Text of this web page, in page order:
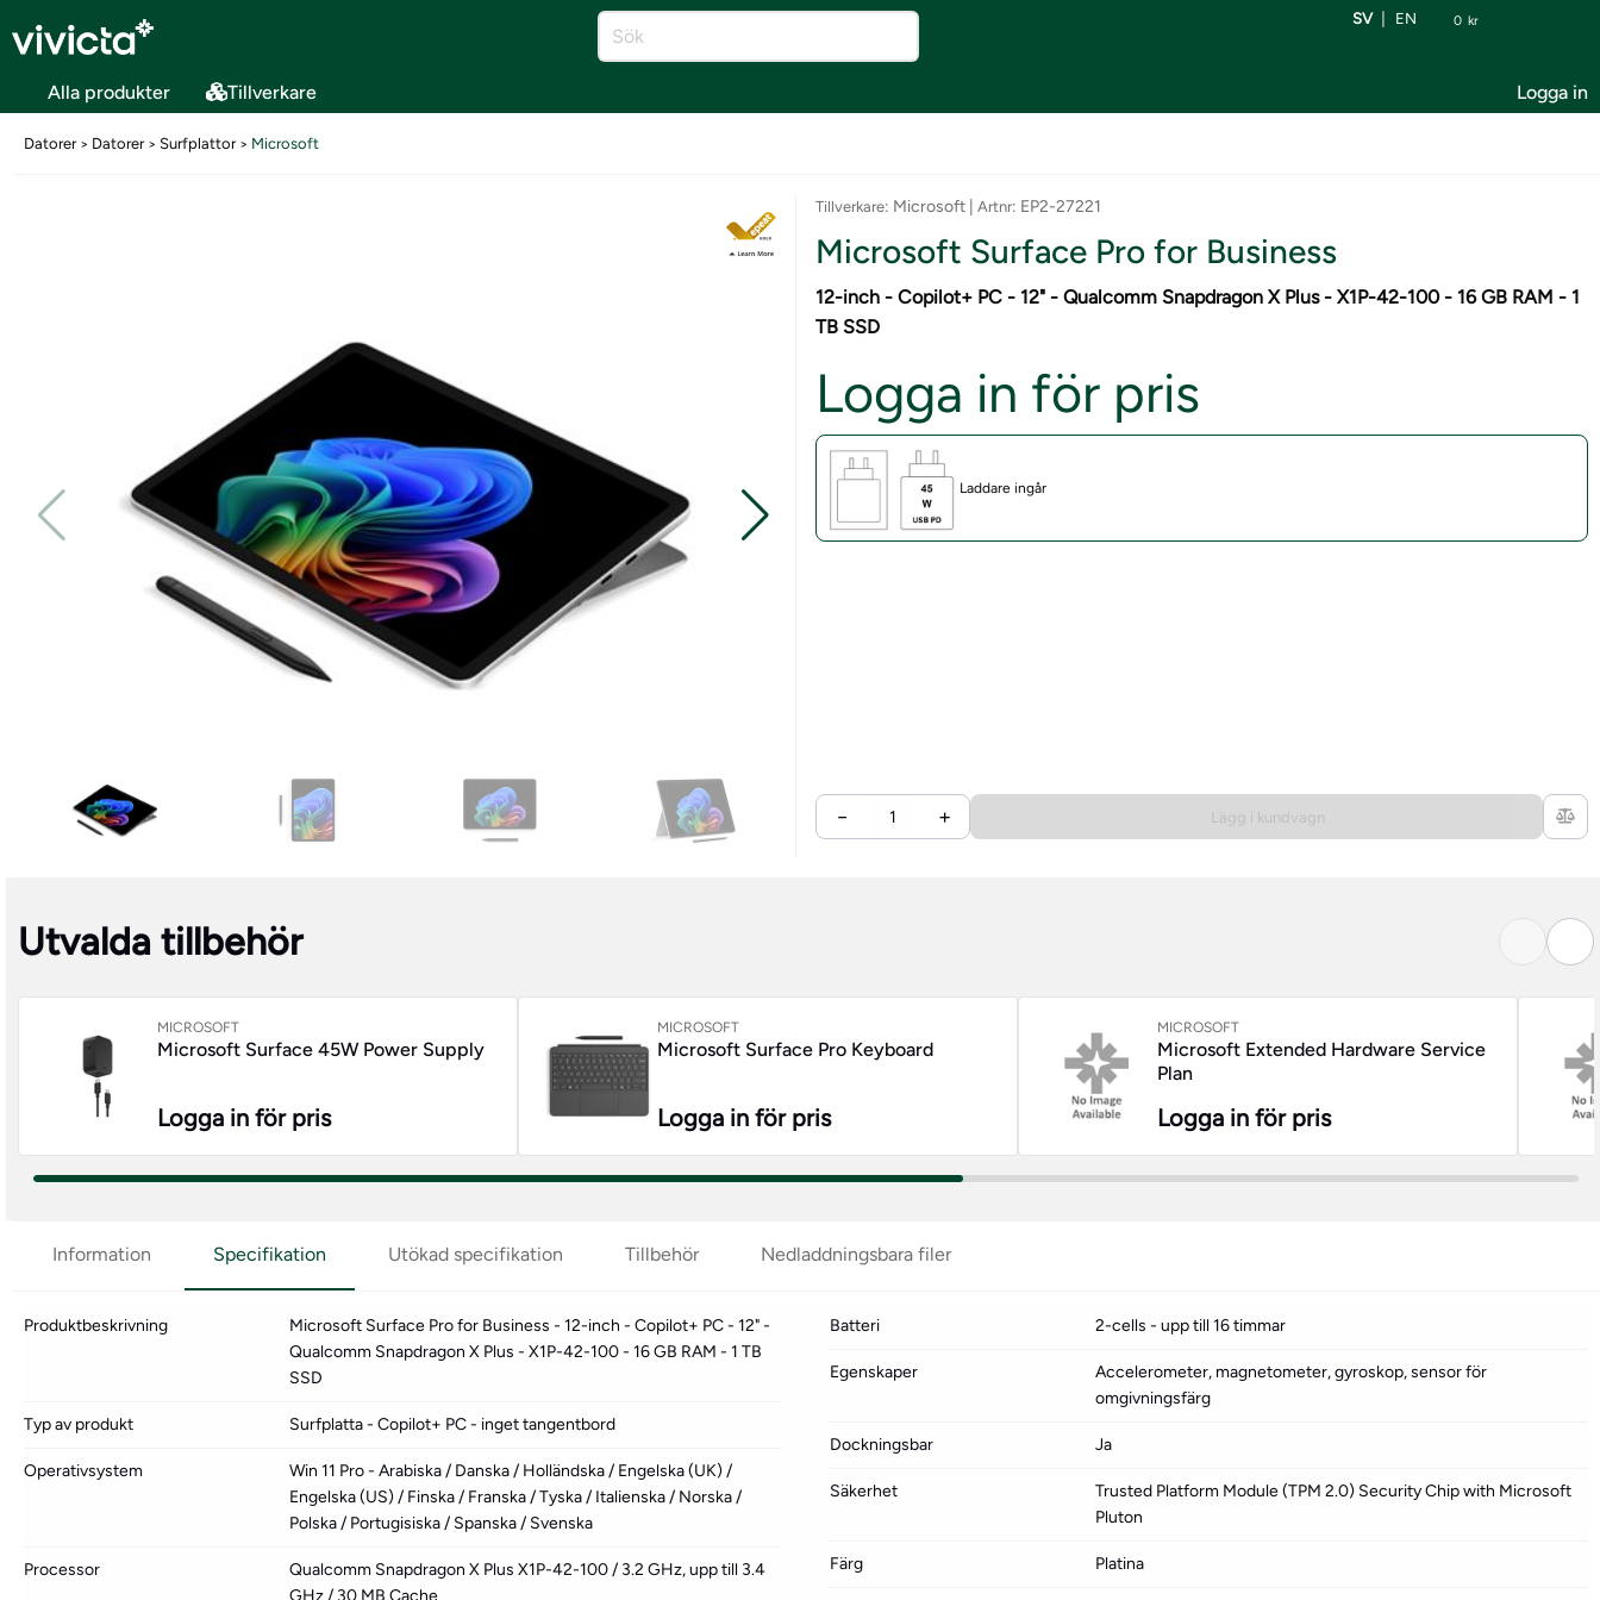
SV EN 0 kr
Alla produkter Tillverkare Logga in
Datorer> Datorer> Surfplattor> Microsoft
Tillverkare: Microsoft | Artnr: EP2-27221
Microsoft Surface Pro for Business
12-inch - Copilot+ PC - 12" - Qualcomm Snapdragon X Plus - X1P-42-100 - 16 GB RAM - 1
TB SSD
Logga in för pris
Laddare ingår
− + Lägg i kundvagn
Utvalda tillbehör
MICROSOFT
Microsoft Surface 45W Power Supply
Logga in för pris
MICROSOFT
Microsoft Surface Pro Keyboard
Logga in för pris
MICROSOFT
Microsoft Extended Hardware Service
Plan
Logga in för pris
Information Specifikation Utökad specifikation Tillbehör Nedladdningsbara filer
Produktbeskrivning
Microsoft Surface Pro for Business - 12-inch - Copilot+ PC - 12" -
Qualcomm Snapdragon X Plus - X1P-42-100 - 16 GB RAM - 1 TB
SSD
Typ av produkt Surfplatta - Copilot+ PC - inget tangentbord
Operativsystem
Win 11 Pro - Arabiska / Danska / Holländska / Engelska (UK) /
Engelska (US) / Finska / Franska / Tyska / Italienska / Norska /
Polska / Portugisiska / Spanska / Svenska
Processor
Qualcomm Snapdragon X Plus X1P-42-100 / 3.2 GHz, upp till 3.4
GHz / 30 MB Cache
Batteri 2-cells - upp till 16 timmar
Egenskaper
Accelerometer, magnetometer, gyroskop, sensor för
omgivningsfärg
Dockningsbar Ja
Säkerhet
Trusted Platform Module (TPM 2.0) Security Chip with Microsoft
Pluton
Färg Platina